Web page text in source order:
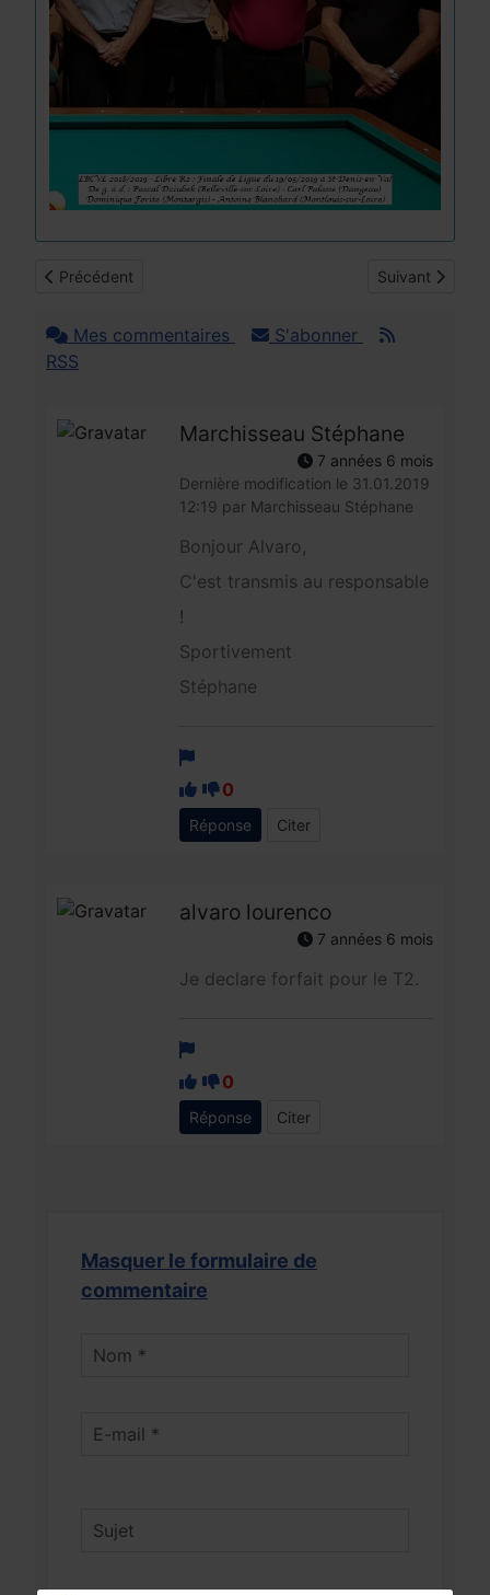
Article précédent : Libre R3 : Résultats 2018/2019
Précédent Article suivant
Suivant
Mes commentaires
S'abonner
RSS
Marchisseau Stéphane
7 années 6 mois
Dernière modification le 31.01.2019
12:19 par Marchisseau Stéphane
Bonjour Alvaro,
C'est transmis au responsable
!
Sportivement
Stéphane
0
Réponse Citer
alvaro lourenco
7 années 6 mois
Je declare forfait pour le T2.
0
Réponse Citer
Masquer le formulaire de
commentaire